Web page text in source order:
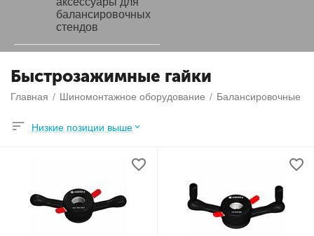
балансировочных
стендов
Быстрозажимные гайки
Главная / Шиномонтажное оборудование / Балансировочные
Низкие позиции выше